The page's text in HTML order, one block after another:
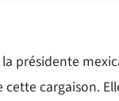
présidente
cargaison.